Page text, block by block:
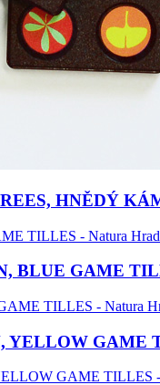
HNĚDÝ
BLUE GAME
YELLOW GAME